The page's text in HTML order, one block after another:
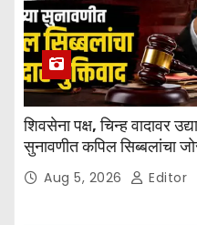
शिवसेना पक्ष, चिन्ह वादावर
सुनावणीत कपिल सिब्बलांचा
Aug 5, 2026 Editor